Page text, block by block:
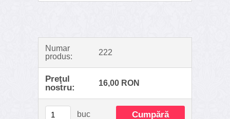
Numar
produs:
222
Preţul
nostru:
16,00 RON
buc